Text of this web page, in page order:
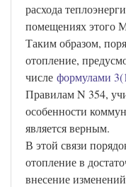
расхода
помещениях
Таким образом,
отопление,
числе формулами
Правилам N 354,
особенности
является верным.
В этой связи
отопление в
внесение